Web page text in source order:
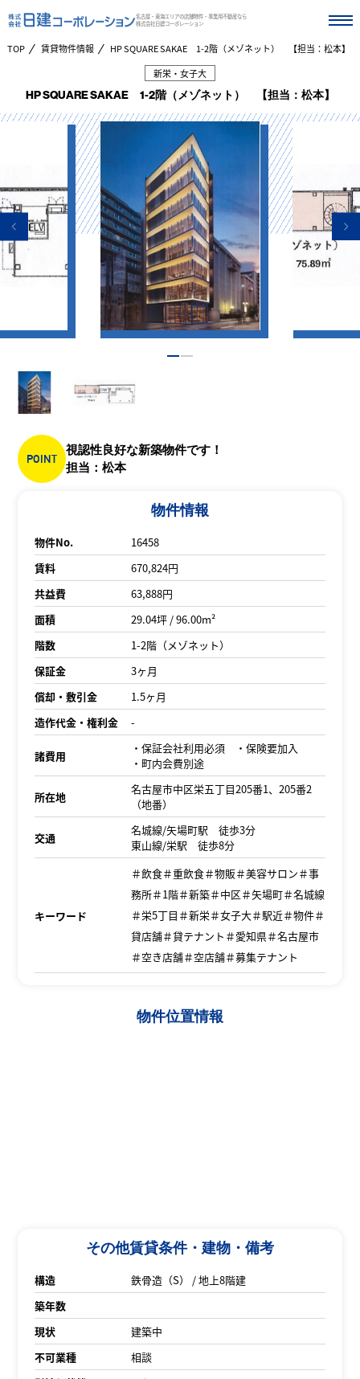
名古屋・東海エリアの店舗物件・事業用不動産なら
株式会社日建コーポレーション
TOP 賃貸物件情報
HP SQUARE SAKAE 1-2階（メゾネット） 【担当：松本】
新栄・女子大
HP SQUARE SAKAE 1-2階（メゾネット） 【担当：松本】
POINT
視認性良好な新築物件です！
担当：松本
物件情報
物件No.
16458
賃料
670,824円
共益費
63,888円
面積
29.04坪 / 96.00m²
階数
1-2階（メゾネット）
保証金
3ヶ月
償却・敷引金
1.5ヶ月
造作代金・権利金
-
諸費用
・保証会社利用必須 ・保険要加入
・町内会費別途
所在地
名古屋市中区栄五丁目205番1、205番2
（地番）
交通
名城線/矢場町駅 徒歩3分
東山線/栄駅 徒歩8分
キーワード
＃飲食＃重飲食＃物販＃美容サロン＃事
務所＃1階＃新築＃中区＃矢場町＃名城線
＃栄5丁目＃新栄＃女子大＃駅近＃物件＃
貸店舗＃貸テナント＃愛知県＃名古屋市
＃空き店舗＃空店舗＃募集テナント
物件位置情報
その他賃貸条件・建物・備考
構造
鉄骨造（S） / 地上8階建
築年数
現状
建築中
不可業種
相談